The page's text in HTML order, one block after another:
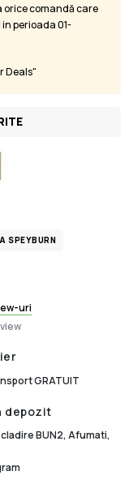
uri
GRATUIT
depozit
BUN2, Afumati,
orice comandă care
perioada 01-
Deals"
SPEYBURN